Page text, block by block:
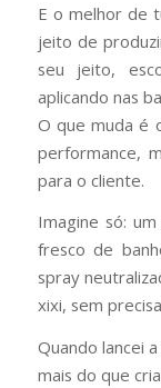
E o melhor de
jeito de
seu jeito,
aplicando nas
O que muda é
performance,
para o cliente.
Imagine só:
fresco de
spray
xixi, sem
Quando lancei
mais do que